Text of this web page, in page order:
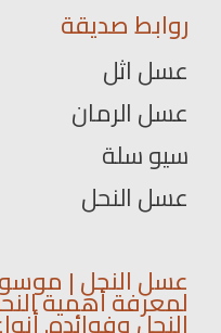
روابط صديقة
عسل اثل
عسل الرمان
سيو سلة
عسل النحل
عسل النحل |
لمعرفة أهمية